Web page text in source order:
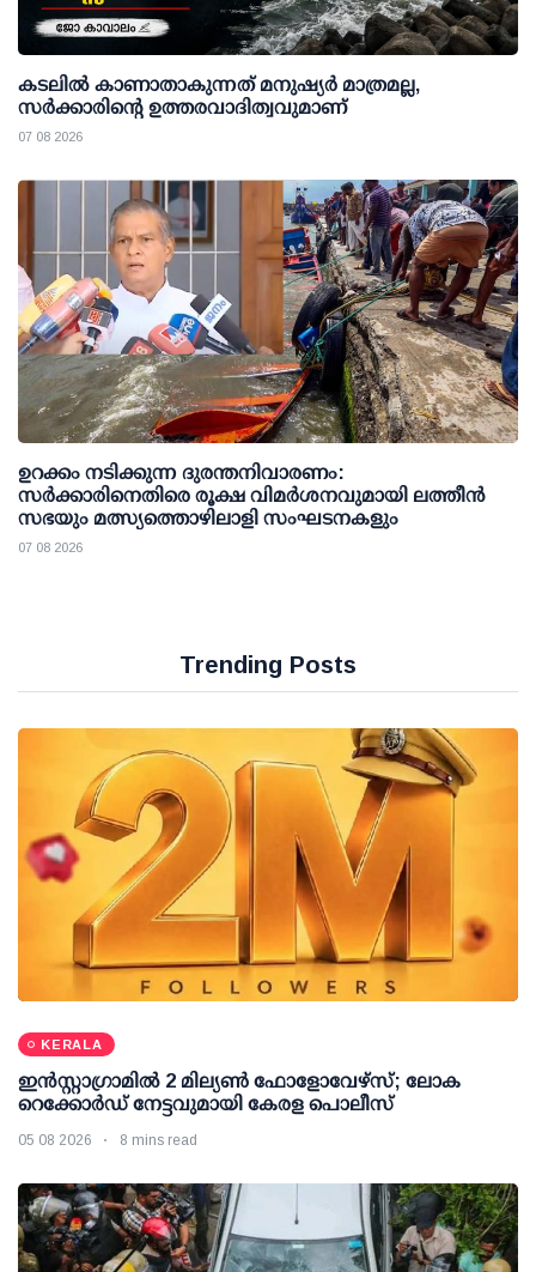
കടലിൽ കാണാതാകുന്നത് മനുഷ്യർ മാത്രമല്ല,
സർക്കാരിന്റെ ഉത്തരവാദിത്വവുമാണ്
07 08 2026
ഉറക്കം നടിക്കുന്ന ദുരന്തനിവാരണം:
സര്‍ക്കാരിനെതിരെ രൂക്ഷ വിമര്‍ശനവുമായി ലത്തീന്‍
സഭയും മത്സ്യത്തൊഴിലാളി സംഘടനകളും
07 08 2026
Trending Posts
KERALA
ഇന്‍സ്റ്റാഗ്രാമില്‍ 2 മില്യണ്‍ ഫോളോവേഴ്സ്; ലോക
റെക്കോര്‍ഡ് നേട്ടവുമായി കേരള പൊലീസ്
05 08 2026 8 mins read